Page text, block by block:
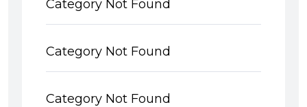
Category Not Found
Category Not Found
Category Not Found